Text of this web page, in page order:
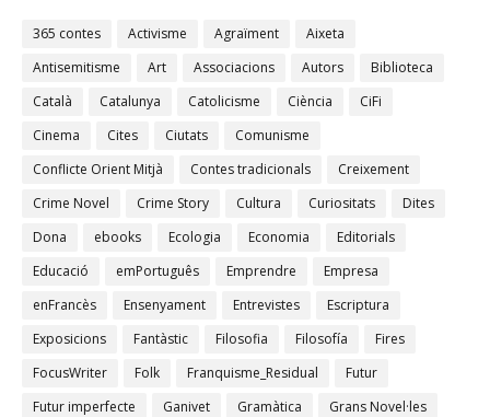
365 contes Activisme Agraïment
Aixeta
Antisemitisme
Art Associacions Autors
Biblioteca
Català
Catalunya Catolicisme Ciència
CiFi
Cinema
Cites Ciutats
Comunisme
Conflicte Orient Mitjà
Contes tradicionals
Creixement
Crime Novel
Crime Story Cultura Curiositats
Dites
Dona
ebooks Ecologia Economia
Editorials
Educació
emPortuguês Emprendre
Empresa
enFrancès
Ensenyament Entrevistes
Escriptura
Exposicions
Fantàstic Filosofia Filosofía
Fires
FocusWriter
Folk Franquisme_Residual
Futur
Futur imperfecte
Ganivet Gramàtica
Grans Novel·les